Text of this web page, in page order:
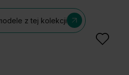
z tej kolekcji